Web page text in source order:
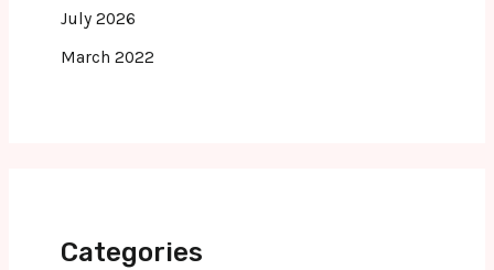
July 2026
March 2022
Categories